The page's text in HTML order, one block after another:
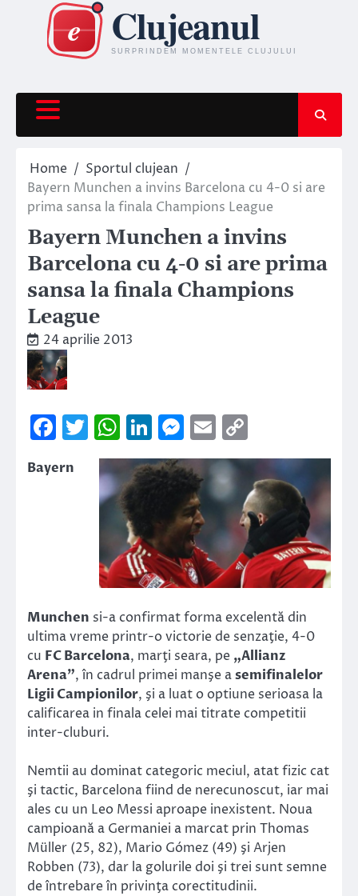
content
Home
Sportul clujean
Bayern Munchen a invins Barcelona cu 4-0 si are
prima sansa la finala Champions League
Bayern Munchen a invins
Barcelona cu 4-0 si are prima
sansa la finala Champions
League
24 aprilie 2013
Facebook
Twitter
WhatsApp
LinkedIn
Messenger
Email
Link
Bayern
Munchen si-a confirmat forma excelentă din
ultima vreme printr-o victorie de senzaţie, 4-0
cu FC Barcelona, marţi seara, pe „Allianz
Arena”, în cadrul primei manşe asemifinalelor
Ligii Campionilor, şi a luat o optiune serioasa la
calificarea in finala celei mai titrate competitii
inter-cluburi.
Nemtii au dominat categoric meciul, atat fizic cat
şi tactic, Barcelona fiind de nerecunoscut, iar mai
ales cu un Leo Messi aproape inexistent. Noua
campioană a Germaniei a marcat prin Thomas
Müller (25, 82), Mario Gómez (49) şi Arjen
Robben (73), dar la golurile doi şi trei sunt semne
de întrebare în privinţa corectitudinii.